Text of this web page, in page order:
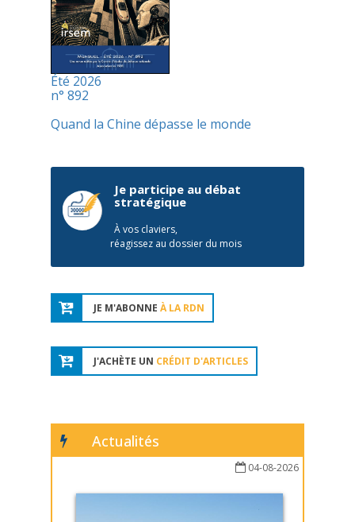
Été 2026
n° 892
Quand la Chine dépasse le monde
Je participe au débat
stratégique
À vos claviers,
réagissez au dossier du mois
JE M'ABONNE À LA RDN
J'ACHÈTE UN CRÉDIT D'ARTICLES
Actualités
04-08-2026